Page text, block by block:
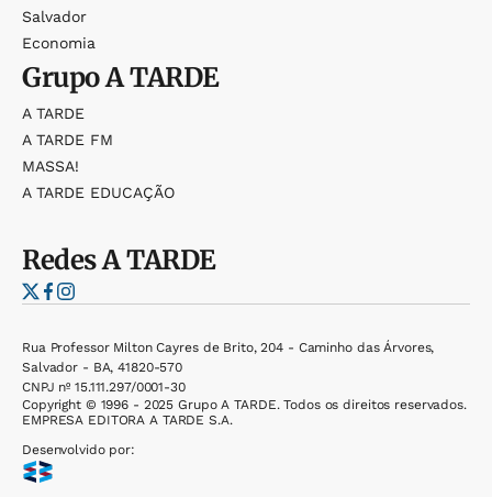
Salvador
Economia
GrupoA TARDE
A TARDE
A TARDE FM
MASSA!
A TARDE EDUCAÇÃO
RedesA TARDE
Rua Professor Milton Cayres de Brito, 204 - Caminho das Árvores,
Salvador - BA, 41820-570
CNPJ nº 15.111.297/0001-30
Copyright © 1996 - 2025 Grupo A TARDE. Todos os direitos reservados.
EMPRESA EDITORA A TARDE S.A.
Desenvolvido por: